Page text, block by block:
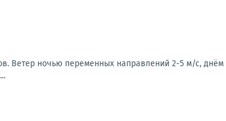
Ветер ночью переменных направлений 2-5 м/с,